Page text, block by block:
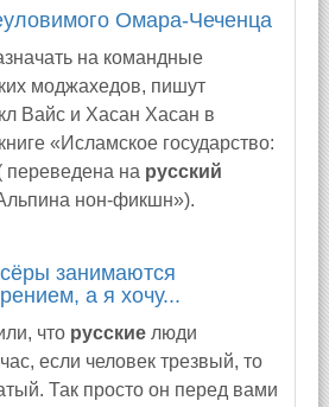
Омара-Чеченца
на командные
моджахедов, пишут
Вайс и Хасан Хасан в
«Исламское государство:
переведена на русский
нон-фикшн»).
занимаются
а я хочу...
что русские люди
если человек трезвый, то
Так просто он перед вами